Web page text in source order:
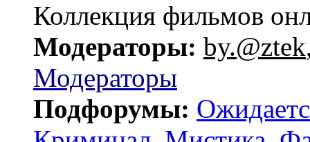
Коллекция фильмов
Модераторы: by.@ztek
Модераторы
Подфорумы: